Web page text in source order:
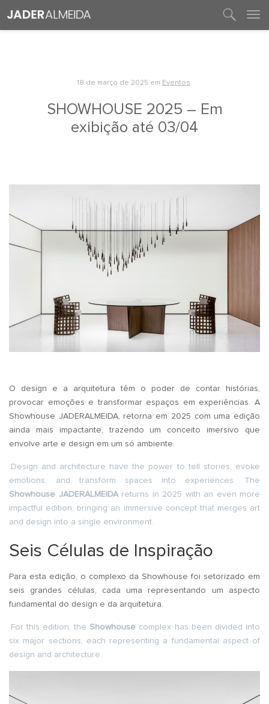
18 de março de 2025 em Eventos.
SHOWHOUSE 2025 – Em
exibição até 03/04
O design e a arquitetura têm o poder de contar histórias,
provocar emoções e transformar espaços em experiências. A
Showhouse JADERALMEIDA, retorna em 2025 com uma edição
ainda mais impactante, trazendo um conceito imersivo que
envolve arte e design em um só ambiente.
Design and architecture have the power to tell stories, evoke
emotions, and transform spaces into experiences. The
Showhouse JADERALMEIDAreturns in 2025 with an even more
impactful edition, bringing an immersive concept that merges art
and design into a single environment.
Seis Células de Inspiração
Para esta edição, o complexo da Showhouse foi setorizado em
seis grandes células, cada uma representando um aspecto
fundamental do design e da arquitetura.
For this edition, the Showhouse complex has been divided into
six major sections, each representing a fundamental aspect of
design and architecture.